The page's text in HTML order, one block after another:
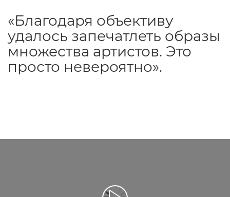
«Благодаря объективу
удалось запечатлеть образы
множества артистов. Это
просто невероятно».